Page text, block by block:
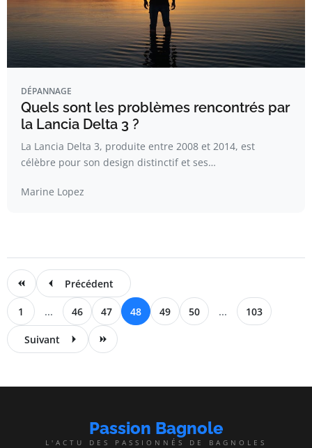
DÉPANNAGE
Quels sont les problèmes rencontrés par
la Lancia Delta 3 ?
La Lancia Delta 3, produite entre 2008 et 2014, est
célèbre pour son design distinctif et ses…
Marine Lopez
Précédent
1 ... 46 47 48 49 50 ... 103
Suivant
Passion Bagnole
L'ACTU DES PASSIONNÉS DE BAGNOLES